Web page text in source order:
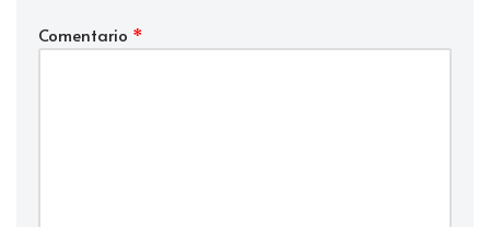
Comentario *